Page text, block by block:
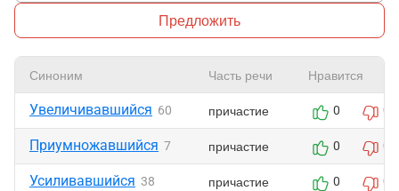
Предложить
Синоним Часть речи Нравится
Увеличивавшийся 60 причастие 0 0
Приумножавшийся 7 причастие 0 0
Усиливавшийся 38 причастие 0 0